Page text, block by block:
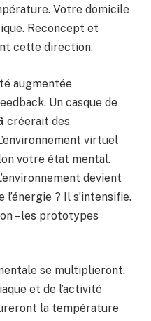
Votre domicile
Reconcept et
cette direction.
augmentée
Un casque de
créerait des
virtuel
votre état mental.
devient
? Il s’intensifie.
– les prototypes
se multiplieront.
et de l’activité
la température